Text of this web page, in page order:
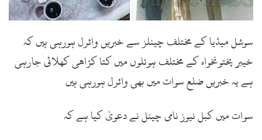
سوشل میڈیا کے مختلف چینلز سے خبریں وائرل ہورہی ہیں کہ
خیبر پختونخواہ کے مختلف ہوٹلوں میں کتا کڑاھی کھلائی جارہی
ہے یہ خبریں ضلع سوات میں بھی وائرل ہورہی ہیں
سوات میں کبل نیوز نامی چینل نے دعویٰ کیا ہے کہ